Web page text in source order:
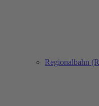
Regionalbahn